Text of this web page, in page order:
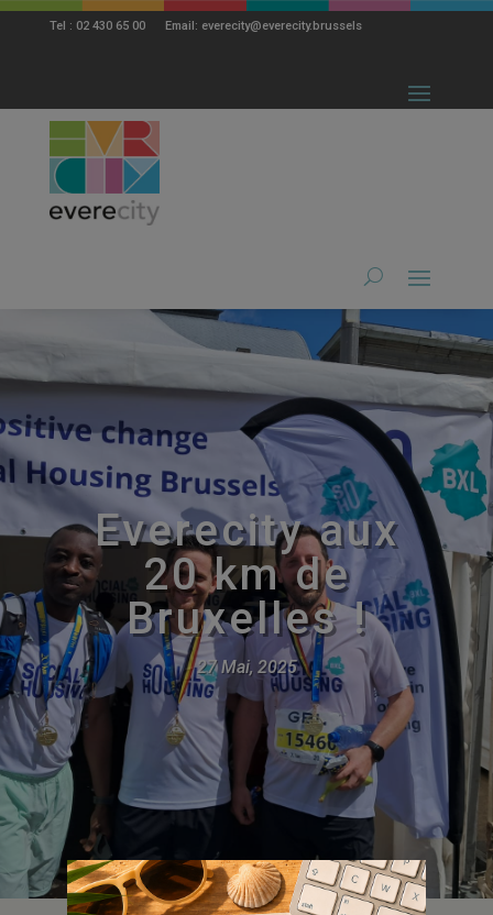
Tel : 02 430 65 00 Email: everecity@everecity.brussels
Everecity aux
20 km de
Bruxelles !
27 Mai, 2025
modal-check